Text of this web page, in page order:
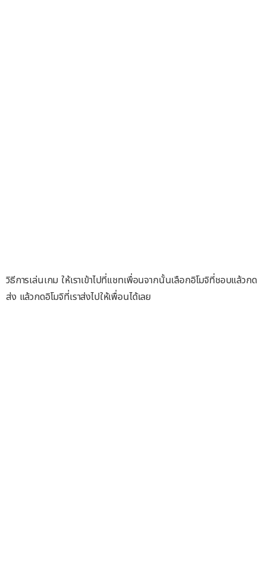
วิธีการเล่นเกม ให้เราเข้าไปที่แชทเพื่อนจากนั้นเลือกอิโมจิที่ชอบแล้วกด
ส่ง แล้วกดอิโมจิที่เราส่งไปให้เพื่อนได้เลย